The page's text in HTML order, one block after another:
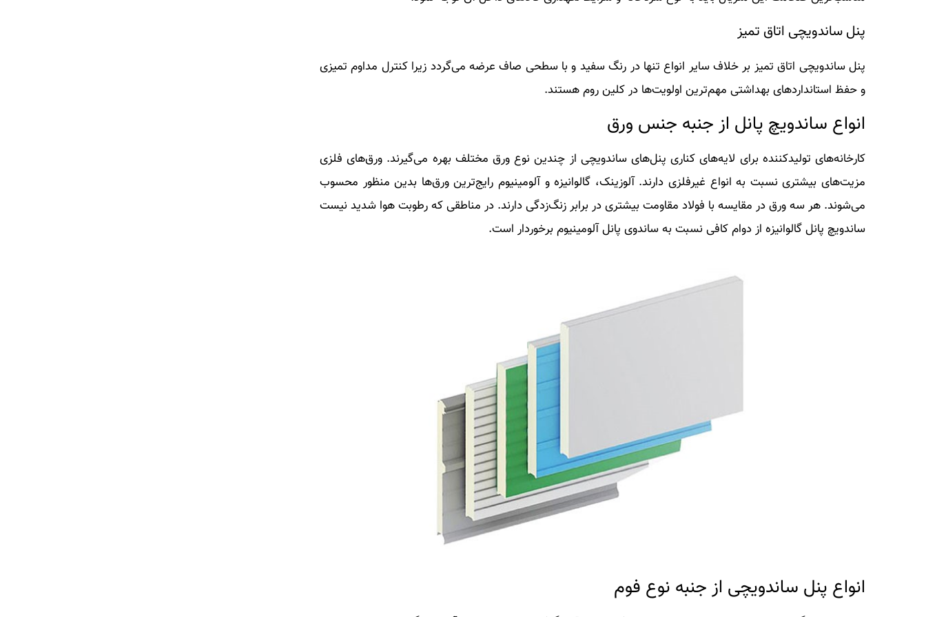
پنل ساندویچی اتاق تمیز
پنل ساندویچی اتاق تمیز بر خلاف سایر انواع تنها در رنگ سفید و با سطحی صاف عرضه می‌گردد زیرا کنترل مداوم تمیزی
و حفظ استانداردهای بهداشتی مهم‌ترین اولویت‌ها در کلین روم هستند.
انواع ساندویچ پانل از جنبه جنس ورق
کارخانه‌های تولیدکننده برای لایه‌های کناری پنل‌های ساندویچی از چندین نوع ورق مختلف بهره می‌گیرند. ورق‌های فلزی
مزیت‌های بیشتری نسبت به انواع غیرفلزی دارند. آلوزینک، گالوانیزه و آلومینیوم رایج‌ترین ورق‌ها بدین منظور محسوب
می‌شوند. هر سه ورق در مقایسه با فولاد مقاومت بیشتری در برابر زنگ‌زدگی دارند. در مناطقی که رطوبت هوا شدید نیست
ساندویچ پانل گالوانیزه از دوام کافی نسبت به ساندوی پانل آلومینیوم برخوردار است.
انواع پنل ساندویچی از جنبه نوع فوم